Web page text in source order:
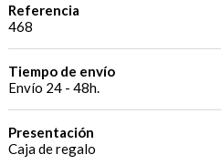
Referencia
468
Tiempo de envío
Envío 24 - 48h.
Presentación
Caja de regalo